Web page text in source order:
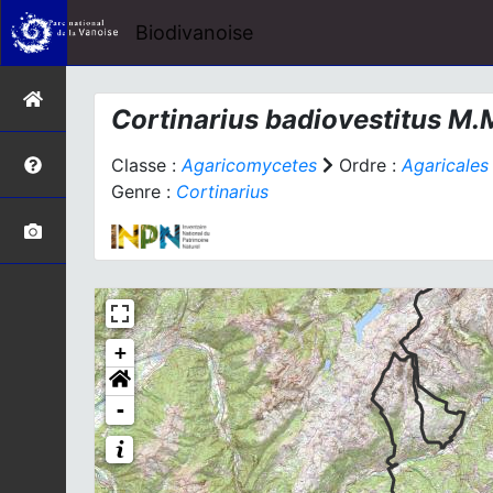
Biodivanoise
Cortinarius badiovestitus
Classe :Agaricomycetes Ordre :Agaricales
Genre : Cortinarius
+
-